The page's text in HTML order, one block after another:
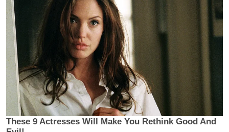
रा
य
ब
ज
ट
खे
ल
क्रि
के